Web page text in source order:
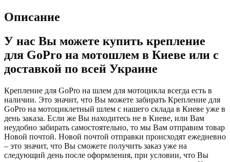
Описание
У нас Вы можете купить крепление
для GoPro на мотошлем в Киеве или с
доставкой по всей Украине
Крепление для GoPro на шлем для мотоцикла всегда есть в
наличии. Это значит, что Вы можете забирать Крепление для
GoPro на мотоциклетный шлем с нашего склада в Киеве уже в
день заказа. Если же Вы находитесь не в Киеве, или Вам
неудобно забирать самостоятельно, то мы Вам отправим товар
Новой почтой. Новой почтой отправки происходят ежедневно
– это значит, что Вы сможете получить заказ уже на
следующий день после оформления, при условии, что Вы